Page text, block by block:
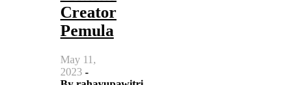
Creator
Pemula
May 11,
2023 -